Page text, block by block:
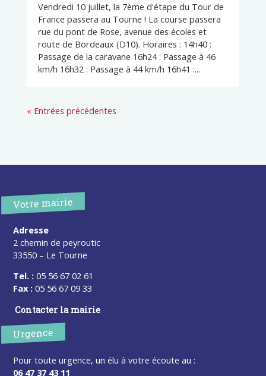
Vendredi 10 juillet, la 7ème d'étape du Tour de
France passera au Tourne ! La course passera
rue du pont de Rose, avenue des écoles et
route de Bordeaux (D10). Horaires : 14h40 :
Passage de la caravane 16h24 : Passage à 46
km/h 16h32 : Passage à 44 km/h 16h41 :...
« Entrées précédentes
Votre mairie
Adresse
2 chemin de peyroutic
33550 – Le Tourne
Tel. : 05 56 67 02 61
Fax : 05 56 67 09 33
Contacter la mairie
Urgence
Pour toute urgence, un élu à votre écoute au :
06 47 37 43 11